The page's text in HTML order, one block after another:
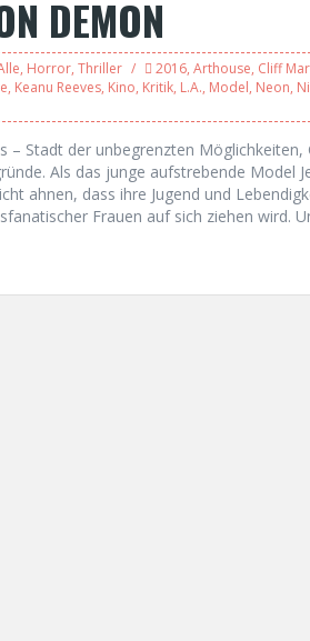
DEMON
, Horror, Thriller 2016, Arthouse, Cliff
, Keanu Reeves, Kino, Kritik, L.A., Model, Neon,
– Stadt der unbegrenzten Möglichkeiten,
Als das junge aufstrebende Model
ahnen, dass ihre Jugend und
Frauen auf sich ziehen wird.